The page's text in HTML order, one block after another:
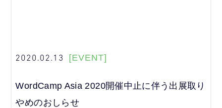
2020.02.13 [EVENT]
WordCamp Asia 2020開催中止に伴う出展取り
やめのおしらせ